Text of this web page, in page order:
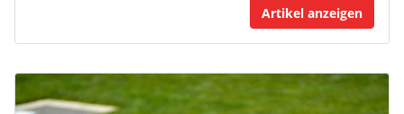
Artikel anzeigen